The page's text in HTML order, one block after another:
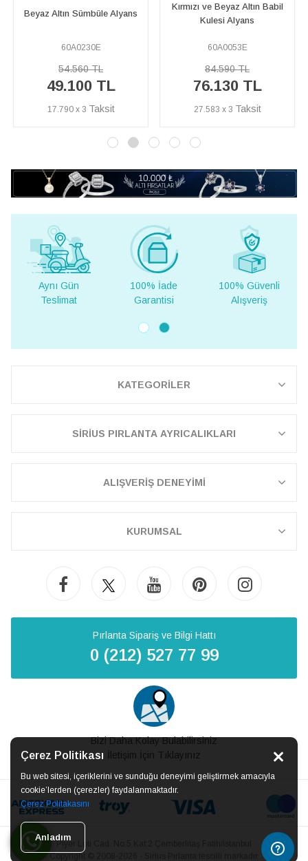
Çerez Politikası
Bu web sitesi, içeriklerini ve sunduğu deneyimi geliştirmek amacıyla
cookie’lerden (çerezler) faydalanmaktadır.
Çerez Politakasını
Anladım
60A0053E
84.590 TL
76.130 TL
27.583 x 3
Kırmızı ve Beyaz Altın Buhari
Alyans
60A0347E
47.250 TL
42.530 TL
15.410 x 3
100% İade
Garantisi
100% Güvenli
Alışveriş
Yurt Dışına
Teslimat
KATEGORİLER
SİRİUS PIRLANTA AYRICALIKLARI
ALIŞVERİŞ DENEYİMİ
KURUMSAL
Pırlanta Sipariş ve Bilgi Hattı
0 (212) 527 77 99
Bizi Daha Kolay Bulabilirsiniz
İletişim İçin Tıklayınız